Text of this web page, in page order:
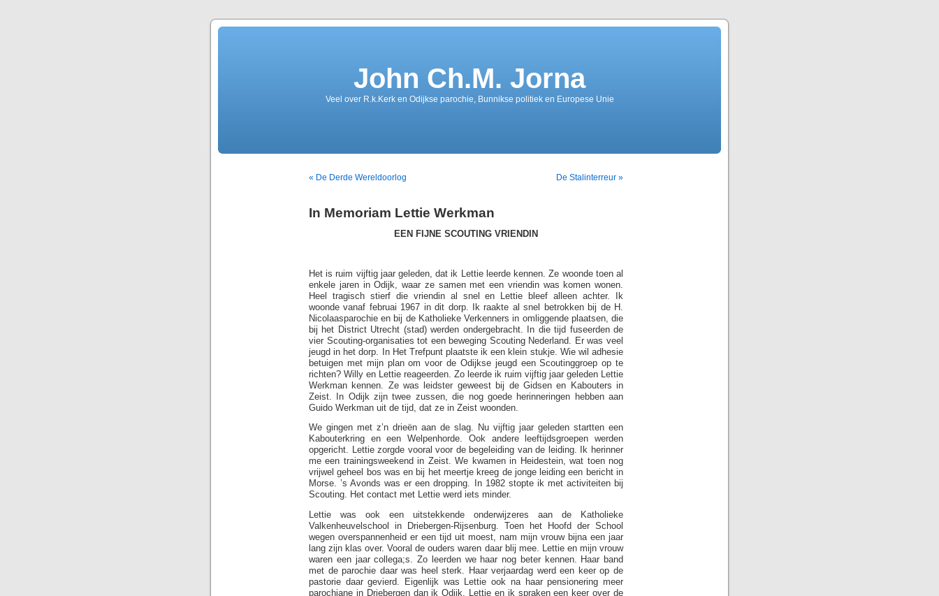
John Ch.M. Jorna
Veel over R.k.Kerk en Odijkse parochie, Bunnikse politiek en Europese Unie
« De Derde Wereldoorlog De Stalinterreur »
In Memoriam Lettie Werkman
EEN FIJNE SCOUTING VRIENDIN
Het is ruim vijftig jaar geleden, dat ik Lettie leerde kennen. Ze woonde toen al
enkele jaren in Odijk, waar ze samen met een vriendin was komen wonen.
Heel tragisch stierf die vriendin al snel en Lettie bleef alleen achter. Ik
woonde vanaf februai 1967 in dit dorp. Ik raakte al snel betrokken bij de H.
Nicolaasparochie en bij de Katholieke Verkenners in omliggende plaatsen, die
bij het District Utrecht (stad) werden ondergebracht. In die tijd fuseerden de
vier Scouting-organisaties tot een beweging Scouting Nederland. Er was veel
jeugd in het dorp. In Het Trefpunt plaatste ik een klein stukje. Wie wil adhesie
betuigen met mijn plan om voor de Odijkse jeugd een Scoutinggroep op te
richten? Willy en Lettie reageerden. Zo leerde ik ruim vijftig jaar geleden Lettie
Werkman kennen. Ze was leidster geweest bij de Gidsen en Kabouters in
Zeist. In Odijk zijn twee zussen, die nog goede herinneringen hebben aan
Guido Werkman uit de tijd, dat ze in Zeist woonden.
We gingen met z’n drieën aan de slag. Nu vijftig jaar geleden startten een
Kabouterkring en een Welpenhorde. Ook andere leeftijdsgroepen werden
opgericht. Lettie zorgde vooral voor de begeleiding van de leiding. Ik herinner
me een trainingsweekend in Zeist. We kwamen in Heidestein, wat toen nog
vrijwel geheel bos was en bij het meertje kreeg de jonge leiding een bericht in
Morse. ’s Avonds was er een dropping. In 1982 stopte ik met activiteiten bij
Scouting. Het contact met Lettie werd iets minder.
Lettie was ook een uitstekkende onderwijzeres aan de Katholieke
Valkenheuvelschool in Driebergen-Rijsenburg. Toen het Hoofd der School
wegen overspannenheid er een tijd uit moest, nam mijn vrouw bijna een jaar
lang zijn klas over. Vooral de ouders waren daar blij mee. Lettie en mijn vrouw
waren een jaar collega;s. Zo leerden we haar nog beter kennen. Haar band
met de parochie daar was heel sterk. Haar verjaardag werd een keer op de
pastorie daar gevierd. Eigenlijk was Lettie ook na haar pensionering meer
parochiane in Driebergen dan ik Odijk. Lettie en ik spraken een keer over de